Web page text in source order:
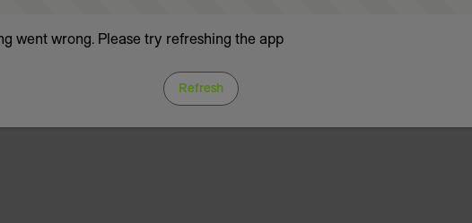
went wrong. Please try refreshing the app
Refresh